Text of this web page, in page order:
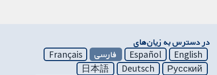
در دسترس به زیان‌های
English
Español فارسی
Français
Русский
Deutsch
日本語